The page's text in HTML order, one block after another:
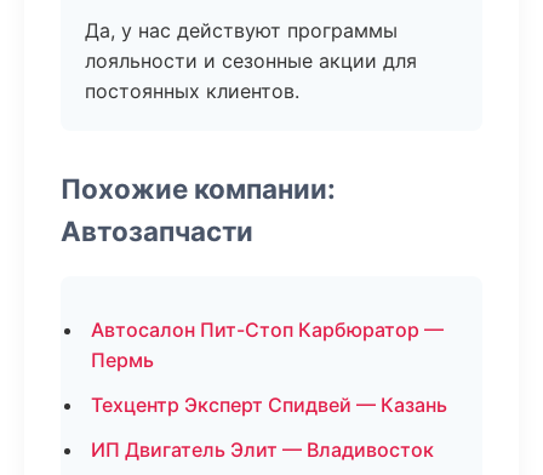
Да, у нас действуют программы
лояльности и сезонные акции для
постоянных клиентов.
Похожие компании:
Автозапчасти
Автосалон Пит-Стоп Карбюратор —
Пермь
Техцентр Эксперт Спидвей — Казань
ИП Двигатель Элит — Владивосток